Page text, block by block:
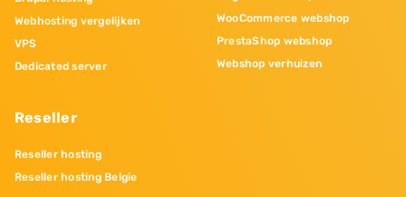
Webhosting vergelijken
VPS
Dedicated server
Reseller
Reseller hosting
Reseller hosting Belgie
WooCommerce webshop
PrestaShop webshop
Webshop verhuizen